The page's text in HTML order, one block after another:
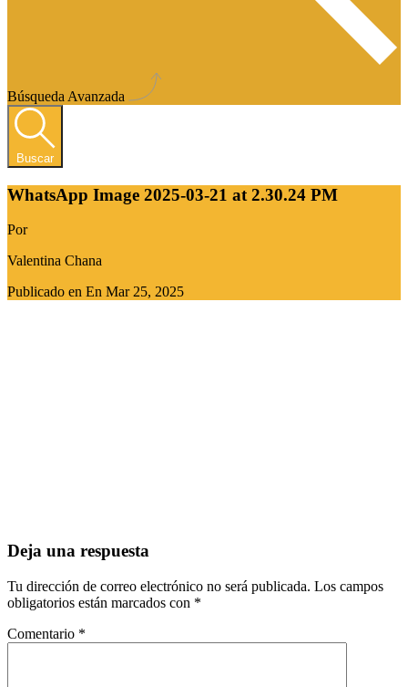
Búsqueda Avanzada
Buscar
WhatsApp Image 2025-03-21 at 2.30.24 PM
Por
Valentina Chana
Publicado en En Mar 25, 2025
Deja una respuesta
Tu dirección de correo electrónico no será publicada. Los campos
obligatorios están marcados con *
Comentario *